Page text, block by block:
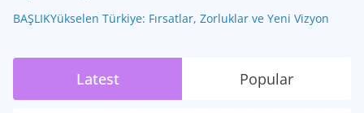
BAŞLIKYükselen Türkiye: Fırsatlar, Zorluklar ve Yeni Vizyon
Latest Popular